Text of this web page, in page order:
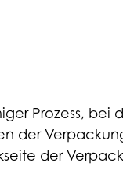
Prozess, bei
der
der